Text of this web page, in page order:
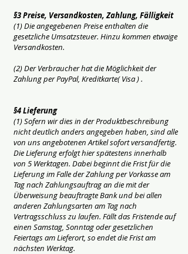
§3 Preise, Versandkosten, Zahlung, Fälligkeit
(1) Die angegebenen Preise enthalten die
gesetzliche Umsatzsteuer. Hinzu kommen etwaige
Versandkosten.
(2) Der Verbraucher hat die Möglichkeit der
Zahlung per PayPal, Kreditkarte( Visa ) .
§4 Lieferung
(1) Sofern wir dies in der Produktbeschreibung
nicht deutlich anders angegeben haben, sind alle
von uns angebotenen Artikel sofort versandfertig.
Die Lieferung erfolgt hier spätestens innerhalb
von 5 Werktagen. Dabei beginnt die Frist für die
Lieferung im Falle der Zahlung per Vorkasse am
Tag nach Zahlungsauftrag an die mit der
Überweisung beauftragte Bank und bei allen
anderen Zahlungsarten am Tag nach
Vertragsschluss zu laufen. Fällt das Fristende auf
einen Samstag, Sonntag oder gesetzlichen
Feiertags am Lieferort, so endet die Frist am
nächsten Werktag.